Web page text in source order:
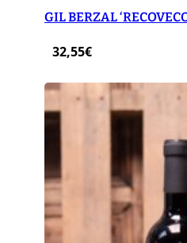
i
t
GIL BERZAL
32,55€